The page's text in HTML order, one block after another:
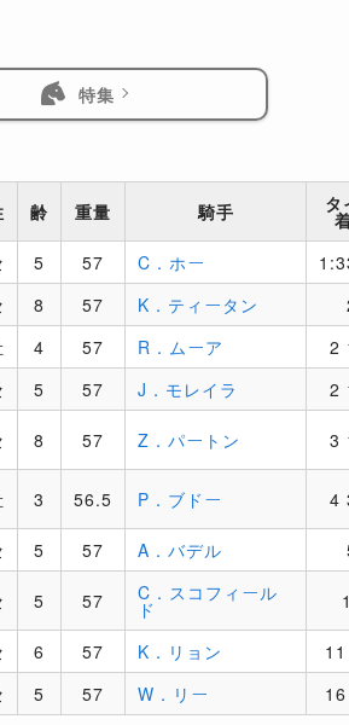
特集
齢 重量 騎手 タ
5 57 C．ホー
8 57 K．ティータン
4 57 R．ムーア
2
5 57 J．モレイラ 2
8 57 Z．パートン 3
3 56.5 P．ブドー 4
5 57 A．バデル
5 57 C．スコフィール
ド
6 57 K．リョン
5 57 W．リー